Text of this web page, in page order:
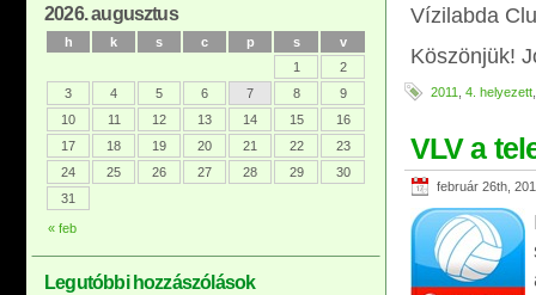
Vízilabda
Köszönjük!
2011 4. helyezett
VLV a
február 26th,
2026. augusztus
h k s c p s v
« feb
1
2
3
4 5 6 7 8
9
10
11 12 13 14 15
16
17
18 19 20 21 22
23
24
25 26 27 28 29
30
31
Legutóbbi hozzászólások